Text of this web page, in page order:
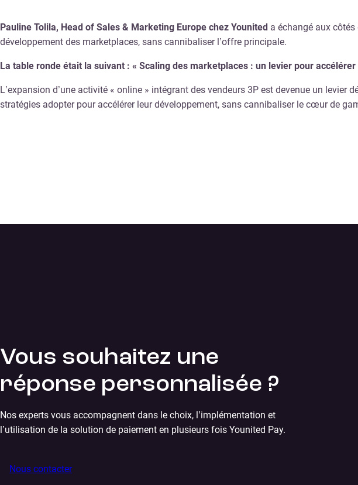
Pauline Tolila, Head of Sales & Marketing Europe chez Younited a échangé aux
développement des marketplaces, sans cannibaliser l’offre principale.
La table ronde était la suivant : « Scaling des marketplaces : un levier pour
L’expansion d’une activité « online » intégrant des vendeurs 3P est devenue un
stratégies adopter pour accélérer leur développement, sans cannibaliser le cœur de
Vous souhaitez une
réponse personnalisée ?
Nos experts vous accompagnent dans le choix, l’implémentation et
l’utilisation de la solution de paiement en plusieurs fois Younited Pay.
Nous contacter